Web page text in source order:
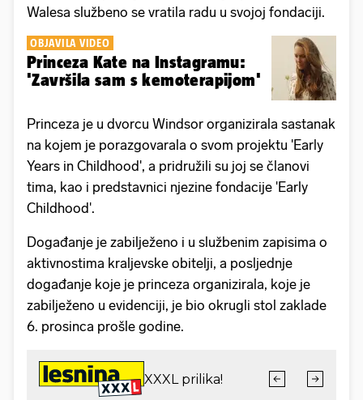
Walesa službeno se vratila radu u svojoj fondaciji.
OBJAVILA VIDEO
Princeza Kate na Instagramu:
'Završila sam s kemoterapijom'
Princeza je u dvorcu Windsor organizirala sastanak
na kojem je porazgovarala o svom projektu 'Early
Years in Childhood', a pridružili su joj se članovi
tima, kao i predstavnici njezine fondacije 'Early
Childhood'.
Događanje je zabilježeno i u službenim zapisima o
aktivnostima kraljevske obitelji, a posljednje
događanje koje je princeza organizirala, koje je
zabilježeno u evidenciji, je bio okrugli stol zaklade
6. prosinca prošle godine.